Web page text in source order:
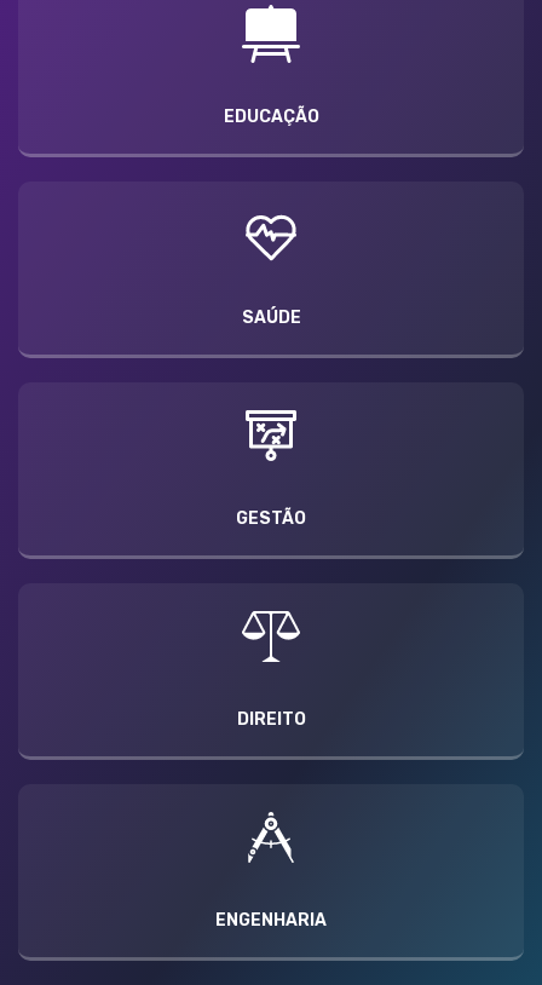
EDUCAÇÃO
SAÚDE
GESTÃO
DIREITO
ENGENHARIA